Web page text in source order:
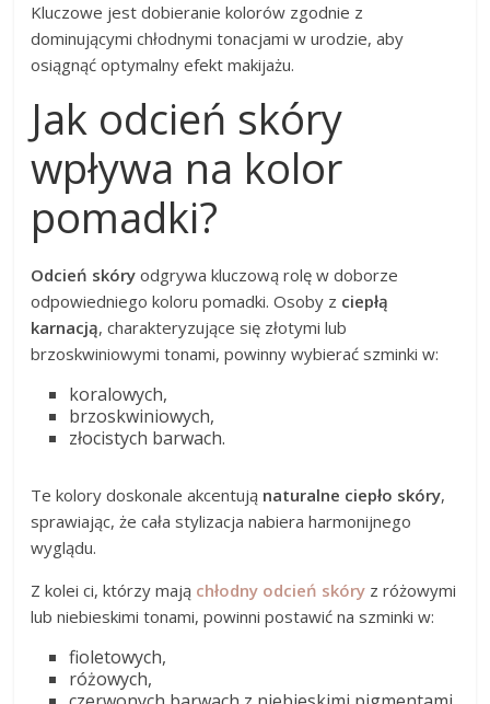
Kluczowe jest dobieranie kolorów zgodnie z
dominującymi chłodnymi tonacjami w urodzie, aby
osiągnąć optymalny efekt makijażu.
Jak odcień skóry
wpływa na kolor
pomadki?
Odcień skóry odgrywa kluczową rolę w doborze
odpowiedniego koloru pomadki. Osoby z ciepłą
karnacją, charakteryzujące się złotymi lub
brzoskwiniowymi tonami, powinny wybierać szminki w:
koralowych,
brzoskwiniowych,
złocistych barwach.
Te kolory doskonale akcentują naturalne ciepło skóry,
sprawiając, że cała stylizacja nabiera harmonijnego
wyglądu.
Z kolei ci, którzy mają chłodny odcień skóry z różowymi
lub niebieskimi tonami, powinni postawić na szminki w:
fioletowych,
różowych,